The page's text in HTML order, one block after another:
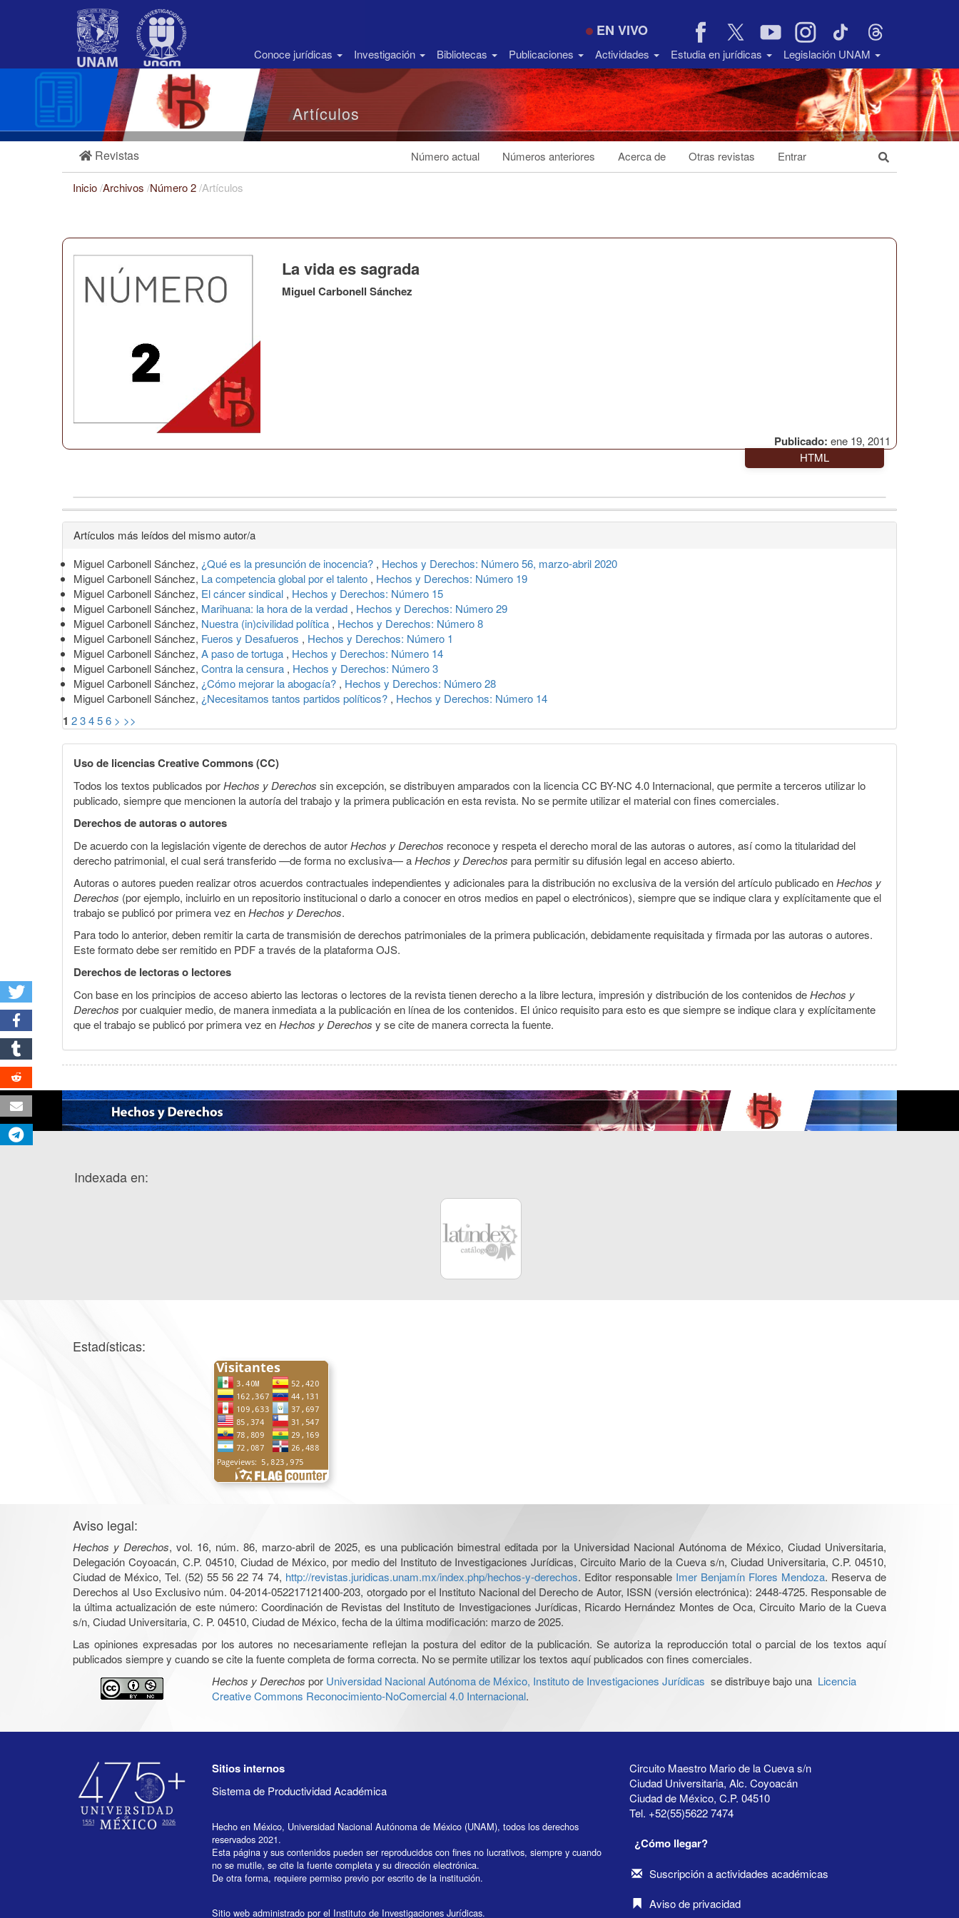
Barra
EN VIVO
Conoce jurídicas Investigación Bibliotecas Publicaciones Actividades Estudia en jurídicas Legislación UNAM
Artículos
Revistas Número actual Números anteriores Acerca de Otras revistas Entrar
Inicio/Archivos /Número 2/Artículos
Publicado: ene 19, 2011
La vida es sagrada
Miguel Carbonell Sánchez
HTML
Detalles
del
artículo
Artículos más leídos del mismo autor/a
Miguel Carbonell Sánchez, ¿Qué es la presunción de inocencia? , Hechos y Derechos: Número 56, marzo-abril 2020
Miguel Carbonell Sánchez, La competencia global por el talento , Hechos y Derechos: Número 19
Miguel Carbonell Sánchez, El cáncer sindical , Hechos y Derechos: Número 15
Miguel Carbonell Sánchez, Marihuana: la hora de la verdad , Hechos y Derechos: Número 29
Miguel Carbonell Sánchez, Nuestra (in)civilidad política , Hechos y Derechos: Número 8
Miguel Carbonell Sánchez, Fueros y Desafueros , Hechos y Derechos: Número 1
Miguel Carbonell Sánchez, A paso de tortuga , Hechos y Derechos: Número 14
Miguel Carbonell Sánchez, Contra la censura , Hechos y Derechos: Número 3
Miguel Carbonell Sánchez, ¿Cómo mejorar la abogacía? , Hechos y Derechos: Número 28
Miguel Carbonell Sánchez, ¿Necesitamos tantos partidos políticos? , Hechos y Derechos: Número 14
1 23456 > >>
Uso de licencias Creative Commons (CC)
Todos los textos publicados porHechos y Derechos sin excepción, se distribuyen amparados con la licencia CC BY-NC 4.0 Internacional, que permite a terceros utilizar lo
publicado, siempre que mencionen la autoría del trabajo y la primera publicación en esta revista. No se permite utilizar el material con fines comerciales.
Derechos de autoras o autores
De acuerdo con la legislación vigente de derechos de autorHechos y Derechos reconoce y respeta el derecho moral de las autoras o autores, así como la titularidad del
derecho patrimonial, el cual será transferido —de forma no exclusiva— aHechos y Derechos para permitir su difusión legal en acceso abierto.
Autoras o autores pueden realizar otros acuerdos contractuales independientes y adicionales para la distribución no exclusiva de la versión del artículo publicado enHechos y
Derechos (por ejemplo, incluirlo en un repositorio institucional o darlo a conocer en otros medios en papel o electrónicos), siempre que se indique clara y explícitamente que el
trabajo se publicó por primera vez enHechos y Derechos.
Para todo lo anterior, deben remitir la carta de transmisión de derechos patrimoniales de la primera publicación, debidamente requisitada y firmada por las autoras o autores.
Este formato debe ser remitido en PDF a través de la plataforma OJS.
Derechos de lectoras o lectores
Con base en los principios de acceso abierto las lectoras o lectores de la revista tienen derecho a la libre lectura, impresión y distribución de los contenidos deHechos y
Derechos por cualquier medio, de manera inmediata a la publicación en línea de los contenidos. El único requisito para esto es que siempre se indique clara y explícitamente
que el trabajo se publicó por primera vez enHechos y Derechos y se cite de manera correcta la fuente.
Indexada en:
Estadísticas:
Aviso legal:
Hechos y Derechos, vol. 16, núm. 86, marzo-abril de 2025, es una publicación bimestral editada por la Universidad Nacional Autónoma de México, Ciudad Universitaria,
Delegación Coyoacán, C.P. 04510, Ciudad de México, por medio del Instituto de Investigaciones Jurídicas, Circuito Mario de la Cueva s/n, Ciudad Universitaria, C.P. 04510,
Ciudad de México, Tel. (52) 55 56 22 74 74, http://revistas.juridicas.unam.mx/index.php/hechos-y-derechos. Editor responsable Imer Benjamín Flores Mendoza. Reserva de
Derechos al Uso Exclusivo núm. 04-2014-052217121400-203, otorgado por el Instituto Nacional del Derecho de Autor, ISSN (versión electrónica): 2448-4725. Responsable de
la última actualización de este número: Coordinación de Revistas del Instituto de Investigaciones Jurídicas, Ricardo Hernández Montes de Oca, Circuito Mario de la Cueva
s/n, Ciudad Universitaria, C. P. 04510, Ciudad de México, fecha de la última modificación: marzo de 2025.
Las opiniones expresadas por los autores no necesariamente reflejan la postura del editor de la publicación. Se autoriza la reproducción total o parcial de los textos aquí
publicados siempre y cuando se cite la fuente completa de forma correcta. No se permite utilizar los textos aquí publicados con fines comerciales.
Hechos y Derechos por Universidad Nacional Autónoma de México, Instituto de Investigaciones Jurídicas se distribuye bajo una Licencia
Creative Commons Reconocimiento-NoComercial 4.0 Internacional.
Sitios internos
Sistema de Productividad Académica
Hecho en México, Universidad Nacional Autónoma de México (UNAM), todos los derechos
reservados 2021.
Esta página y sus contenidos pueden ser reproducidos con fines no lucrativos, siempre y cuando
no se mutile, se cite la fuente completa y su dirección electrónica.
De otra forma, requiere permiso previo por escrito de la institución.
Sitio web administrado por el Instituto de Investigaciones Jurídicas.
Circuito Maestro Mario de la Cueva s/n
Ciudad Universitaria, Alc. Coyoacán
Ciudad de México, C.P. 04510
Tel. +52(55)5622 7474
¿Cómo llegar?
Suscripción a actividades académicas
Aviso de privacidad